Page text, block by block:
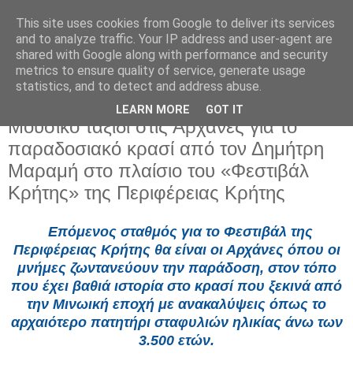
Παρασκευή 12 Σεπτεμβρίου 2025
Μουσικό ταξίδι στις Αρχάνες για το
παραδοσιακό κρασί από τον Δημήτρη
Μαραμή στο πλαίσιο του «Φεστιβάλ
Κρήτης» της Περιφέρειας Κρήτης
Επόμενος σταθμός για το Φεστιβάλ της
Περιφέρειας Κρήτης θα είναι οι Αρχάνες όπου οι
μνήμες ζωντανεύουν την παράδοση, στον τόπο
που έχει βαθιά ιστορία στο κρασί που ξεκινά από
την Μινωική εποχή με ανακαλύψεις όπως το
αρχαιότερο πατητήρι σταφυλιών ηλικίας άνω των
3.500 ετών.
This site uses cookies from Google to deliver its services
and to analyze traffic. Your IP address and user-agent are
shared with Google along with performance and security
metrics to ensure quality of service, generate usage
statistics, and to detect and address abuse.
LEARN MORE GOT IT